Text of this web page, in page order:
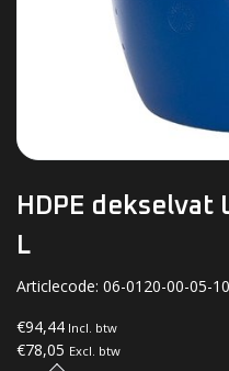
HDPE dekselvat
L
Articlecode: 06-0120-00-05-
€94,44 Incl. btw
€78,05 Excl. btw